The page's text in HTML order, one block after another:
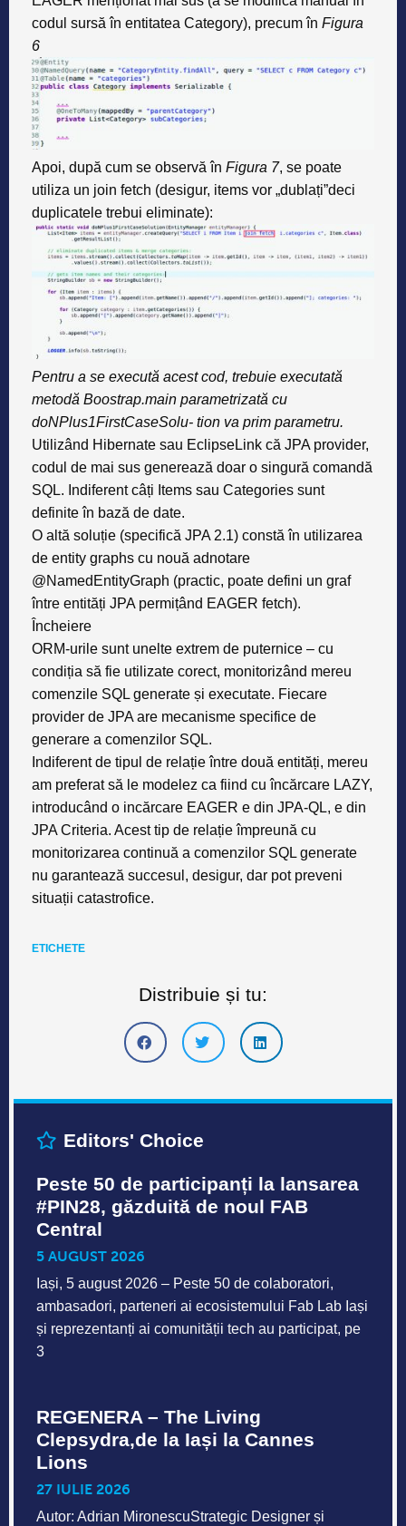
codul sursă în entitatea Category), precum în Figura
6
Apoi, după cum se observă în Figura 7, se poate
utiliza un join fetch (desigur, items vor „dublați”deci
duplicatele trebui eliminate):
Pentru a se execută acest cod, trebuie executată
metodă Boostrap.main parametrizată cu
doNPlus1FirstCaseSolu- tion va prim parametru.
Utilizând Hibernate sau EclipseLink că JPA provider,
codul de mai sus generează doar o singură comandă
SQL. Indiferent câți Items sau Categories sunt
definite în bază de date.
O altă soluție (specifică JPA 2.1) constă în utilizarea
de entity graphs cu nouă adnotare
@NamedEntityGraph (practic, poate defini un graf
între entități JPA permițând EAGER fetch).
Încheiere
ORM-urile sunt unelte extrem de puternice – cu
condiția să fie utilizate corect, monitorizând mereu
comenzile SQL generate și executate. Fiecare
provider de JPA are mecanisme specifice de
generare a comenzilor SQL.
Indiferent de tipul de relație între două entități, mereu
am preferat să le modelez ca fiind cu încărcare LAZY,
introducând o incărcare EAGER e din JPA-QL, e din
JPA Criteria. Acest tip de relație împreună cu
monitorizarea continuă a comenzilor SQL generate
nu garantează succesul, desigur, dar pot preveni
situații catastrofice.
ETICHETE
Distribuie și tu:
Editors' Choice
Peste 50 de participanți la lansarea
#PIN28, găzduită de noul FAB
Central
5 AUGUST 2026
Iași, 5 august 2026 – Peste 50 de colaboratori,
ambasadori, parteneri ai ecosistemului Fab Lab Iași
și reprezentanți ai comunității tech au participat, pe
3
REGENERA – The Living
Clepsydra,de la Iași la Cannes
Lions
27 IULIE 2026
Autor: Adrian MironescuStrategic Designer și